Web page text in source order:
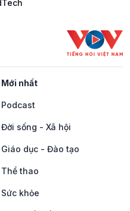
Mới nhất
Podcast
Đời sống - Xã hội
Giáo dục - Đào tạo
Thể thao
Sức khỏe